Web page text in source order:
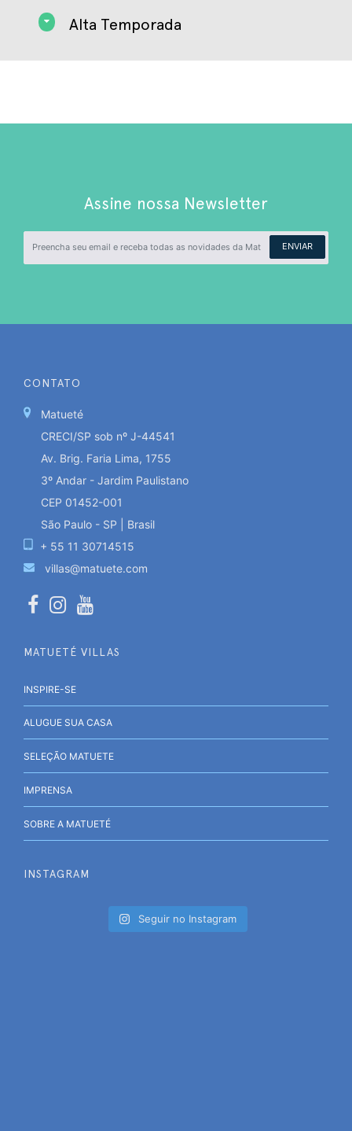
Alta Temporada
Assine nossa Newsletter
ENVIAR
CONTATO
Matueté
CRECI/SP sob nº J-44541
Av. Brig. Faria Lima, 1755
3º Andar - Jardim Paulistano
CEP 01452-001
São Paulo - SP | Brasil
+ 55 11 30714515
villas@matuete.com
MATUETÉ VILLAS
INSPIRE-SE
ALUGUE SUA CASA
SELEÇÃO MATUETE
IMPRENSA
SOBRE A MATUETÉ
INSTAGRAM
Seguir no Instagram